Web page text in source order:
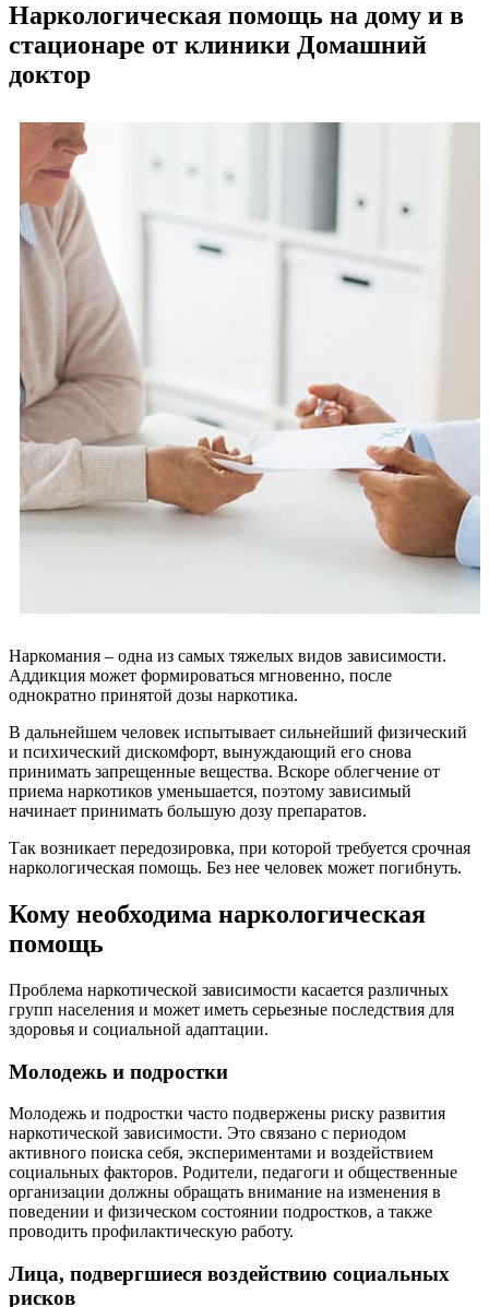
Наркологическая помощь на дому и в
стационаре от клиники Домашний
доктор
Наркомания – одна из самых тяжелых видов зависимости.
Аддикция может формироваться мгновенно, после
однократно принятой дозы наркотика.
В дальнейшем человек испытывает сильнейший физический
и психический дискомфорт, вынуждающий его снова
принимать запрещенные вещества. Вскоре облегчение от
приема наркотиков уменьшается, поэтому зависимый
начинает принимать большую дозу препаратов.
Так возникает передозировка, при которой требуется срочная
наркологическая помощь. Без нее человек может погибнуть.
Кому необходима наркологическая
помощь
Проблема наркотической зависимости касается различных
групп населения и может иметь серьезные последствия для
здоровья и социальной адаптации.
Молодежь и подростки
Молодежь и подростки часто подвержены риску развития
наркотической зависимости. Это связано с периодом
активного поиска себя, экспериментами и воздействием
социальных факторов. Родители, педагоги и общественные
организации должны обращать внимание на изменения в
поведении и физическом состоянии подростков, а также
проводить профилактическую работу.
Лица, подвергшиеся воздействию социальных
рисков